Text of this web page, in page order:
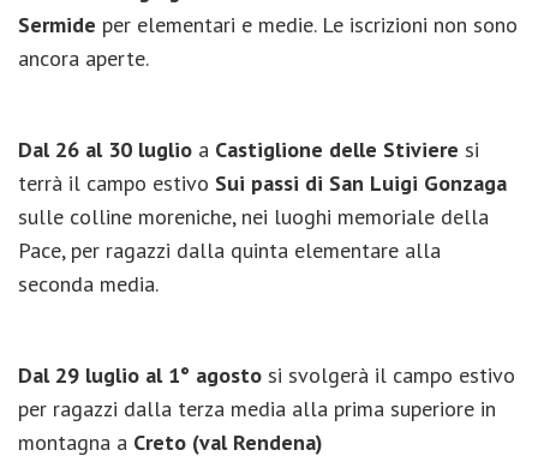
Sermide per elementari e medie. Le iscrizioni non sono
ancora aperte.
Dal 26 al 30 luglio a Castiglione delle Stiviere si
terrà il campo estivo Sui passi di San Luigi Gonzaga
sulle colline moreniche, nei luoghi memoriale della
Pace, per ragazzi dalla quinta elementare alla
seconda media.
Dal 29 luglio al 1° agosto si svolgerà il campo estivo
per ragazzi dalla terza media alla prima superiore in
montagna a Creto (val Rendena)